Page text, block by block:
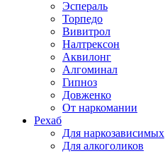
Эспераль
Торпедо
Вивитрол
Налтрексон
Аквилонг
Алгоминал
Гипноз
Довженко
От наркомании
Рехаб
Для наркозависимых
Для алкоголиков